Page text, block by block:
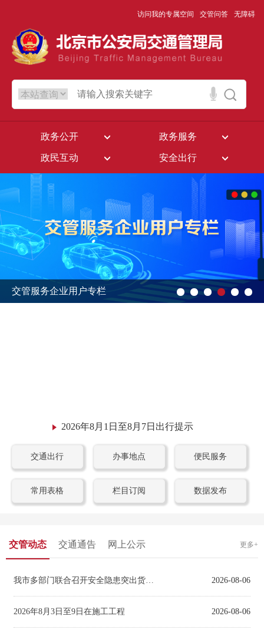
访问我的专属空间 交管问答 无障碍
政务公开 政务服务
政民互动 安全出行
交管服务企业用户专栏
2026年8月1日至8月7日出行提示
交通出行 办事地点 便民服务
常用表格 栏目订阅 数据发布
交管动态 交通通告 网上公示 更多+
我市多部门联合召开安全隐患突出货运企业通报约谈会 2026-08-06
2026年8月3日至9日在施工工程 2026-08-06